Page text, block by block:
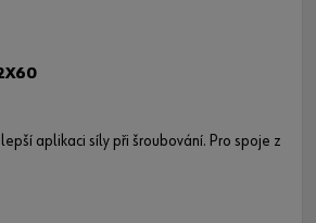
aplikaci síly při šroubování. Pro spoje z